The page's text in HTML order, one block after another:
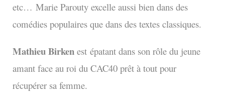
etc… Marie Parouty excelle aussi bien dans des
comédies populaires que dans des textes classiques.
Mathieu Birken est épatant dans son rôle du jeune
amant face au roi du CAC40 prêt à tout pour
récupérer sa femme.